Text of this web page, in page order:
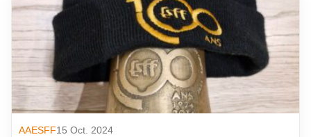
AAESFF15 Oct. 2024